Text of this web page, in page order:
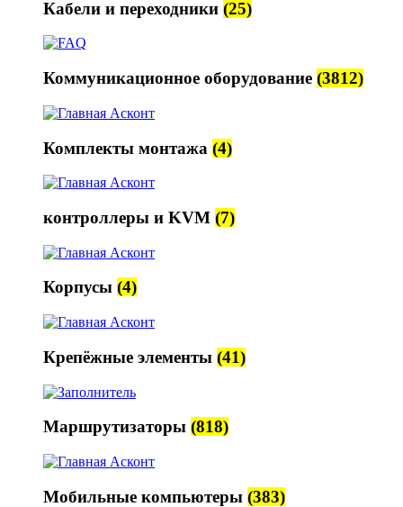
Кабели и переходники (25)
Коммуникационное оборудование (3812)
Комплекты монтажа (4)
контроллеры и KVM (7)
Корпусы (4)
Крепёжные элементы (41)
Маршрутизаторы (818)
Мобильные компьютеры (383)